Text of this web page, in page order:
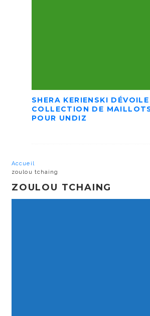
SHERA KERIENSKI
COLLECTION DE
POUR UNDIZ
Accueil
zoulou tchaing
ZOULOU TCHAING